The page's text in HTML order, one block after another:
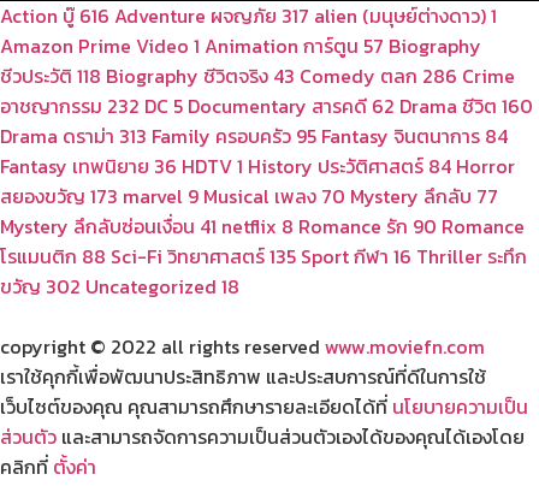
Action บู๊ 616 Adventure ผจญภัย 317 alien (มนุษย์ต่างดาว)1
Amazon Prime Video 1 Animation การ์ตูน 57 Biography
ชีวประวัติ 118 Biography ชีวิตจริง 43 Comedy ตลก 286 Crime
อาชญากรรม 232 DC 5 Documentary สารคดี 62 Drama ชีวิต 160
Drama ดราม่า 313 Family ครอบครัว 95 Fantasy จินตนาการ 84
Fantasy เทพนิยาย 36 HDTV1 History ประวัติศาสตร์ 84 Horror
สยองขวัญ 173 marvel 9 Musical เพลง 70 Mystery ลึกลับ 77
Mystery ลึกลับซ่อนเงื่อน 41 netflix 8 Romance รัก 90 Romance
โรแมนติก 88 Sci-Fi วิทยาศาสตร์135 Sport กีฬา 16 Thriller ระทึก
ขวัญ 302 Uncategorized 18
copyright © 2022 all rights reserved www.moviefn.com
เราใช้คุกกี้เพื่อพัฒนาประสิทธิภาพ และประสบการณ์ที่ดีในการใช้
เว็บไซต์ของคุณ คุณสามารถศึกษารายละเอียดได้ที่ นโยบายความเป็น
ส่วนตัว และสามารถจัดการความเป็นส่วนตัวเองได้ของคุณได้เองโดย
คลิกที่ ตั้งค่า